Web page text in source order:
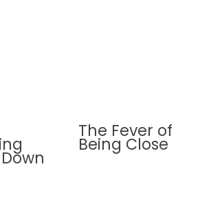
The Fever of
Being Close